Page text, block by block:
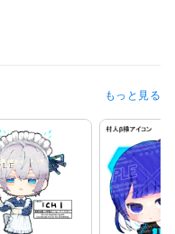
） 経験年数 : 3年
年Excel:4年 Word:2年
バナー・各種イラスト制作
もっと見る